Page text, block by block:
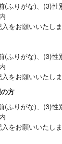
(ふりがな)、(3)
をお願いいたし
(ふりがな)、(3)
をお願いいたし
方
(ふりがな)、(3)
をお願いいたし